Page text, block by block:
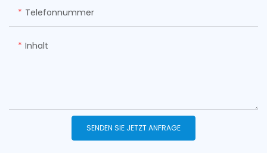
Telefonnummer
Inhalt
SENDEN SIE JETZT ANFRAGE